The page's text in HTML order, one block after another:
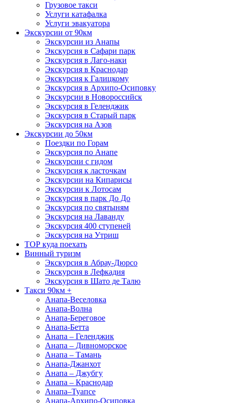
Грузовое такси
Услуги катафалка
Услуги эвакуатора
Экскурсии от 90км
Экскурсии из Анапы
Экскурсия в Сафари парк
Экскурсия в Лаго-наки
Экскурсия в Краснодар
Экскурсия к Галицкому
Экскурсия в Архипо-Осиповку
Экскурсии в Новороссийск
Экскурсия в Геленджик
Экскурсия в Старый парк
Экскурсия на Азов
Экскурсии до 50км
Поездки по Горам
Экскурсия по Анапе
Экскурсии с гидом
Экскурсия к ласточкам
Экскурсии на Кипарисы
Экскурсии к Лотосам
Экскурсия в парк До До
Экскурсия по святыням
Экскурсия на Лаванду
Экскурсия 400 ступеней
Экскурсия на Утриш
ТОР куда поехать
Винный туризм
Экскурсия в Абрау-Дюрсо
Экскурсия в Лефкадия
Экскурсия в Шато де Талю
Такси 90км +
Анапа-Веселовка
Анапа-Волна
Анапа-Береговое
Анапа-Бетта
Анапа – Геленджик
Анапа – Дивноморское
Анапа – Тамань
Анапа-Джанхот
Анапа – Джубгу
Анапа – Краснодар
Анапа–Туапсе
Анапа-Архипо-Осиповка